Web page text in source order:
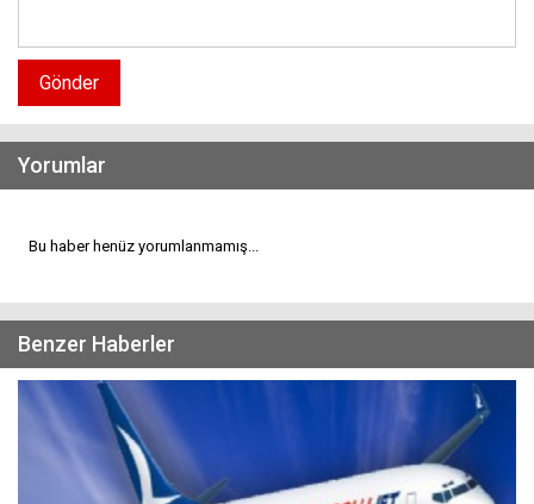
Gönder
Yorumlar
Bu haber henüz yorumlanmamış...
Benzer Haberler